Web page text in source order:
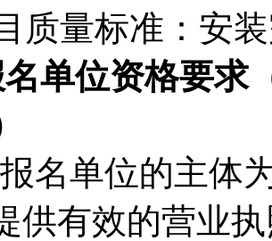
质量标准：安
单位资格要求
名单位的主体
供有效的营业